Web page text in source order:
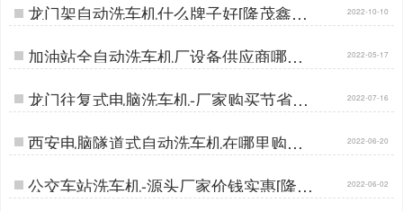
龙门架自动洗车机什么牌子好[隆茂鑫晟]
…
2022-10-10
加油站全自动洗车机厂设备供应商哪里
有[隆茂鑫晟]…
2022-05-17
龙门往复式电脑洗车机-厂家购买节省差
价30%[隆茂鑫晟]…
2022-07-16
西安电脑隧道式自动洗车机在哪里购买
[隆茂鑫晟]…
2022-06-20
公交车站洗车机-源头厂家价钱实惠[隆茂
鑫晟]…
2022-06-02